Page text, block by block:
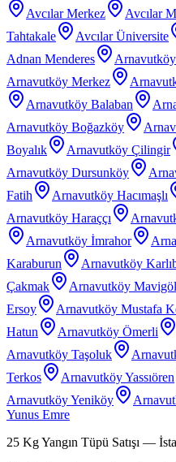
Avcılar Merkez Avcılar
Tahtakale
Avcılar Üniversite
Adnan Menderes
Arnavutköy Merkez
Arnavutköy Balaban
Arnavutköy Boğazköy
Boyalık
Arnavutköy Çilingir
Arnavutköy Dursunköy
Fatih
Arnavutköy Hacımaşlı
Arnavutköy Haraççı
Arnavutköy İmrahor
Karaburun
Arnavutköy
Çakmak
Arnavutköy Mavigöl
Ersoy
Arnavutköy Mustafa
Hatun
Arnavutköy Ömerli
Arnavutköy Taşoluk
Terkos
Arnavutköy Yassıören
Arnavutköy Yeniköy
Yunus Emre
25 Kg Yangın Tüpü Satışı —